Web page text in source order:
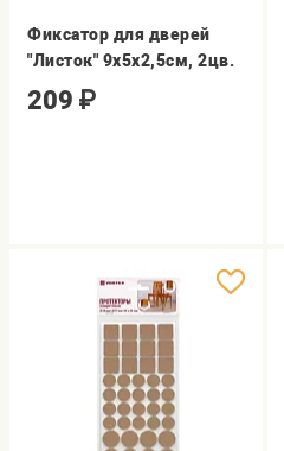
Фиксатор для дверей
"Листок" 9х5х2,5см, 2цв.
209 ₽